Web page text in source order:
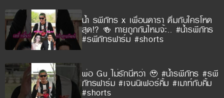
น้ำ รพีภัทร x เพื่อนดารา ดื่มกับใครโหด
สุด!? 🍻 ทายถูกกันไหมจ้ะ.. #น้ำรพีภัทร
#รพีภัทรฟาร์ม #shorts
พ่อ Gu ไม่รักนี่หว่า 🥹 #น้ำรพีภัทร #รพี
ภัทรฟาร์ม #เจนนิเฟอร์คิ้ม #เมาท์กับคิ้ม
#shorts